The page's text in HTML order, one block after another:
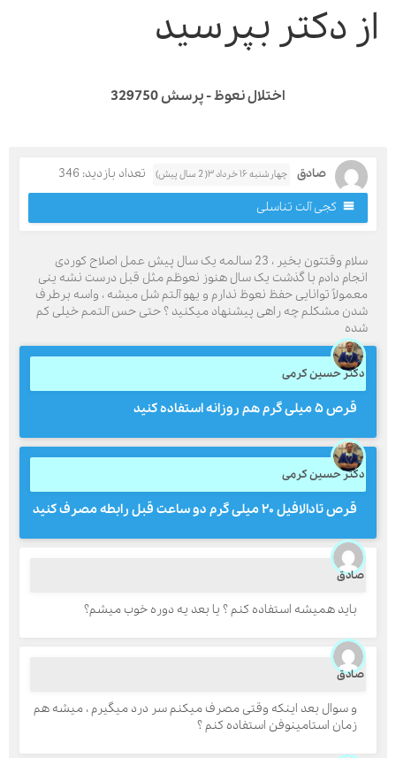
دکتر بپرسید
اختلال نعوظ - پرسش 329750
صادق چهارشنبه ۱۶ خرداد ۳( 2 سال پیش)
تعداد بازدید: 346
کجی آلت تناسلی
سلام وقتتون بخیر ، 23 سالمه یک سال پیش عمل اصلاح کوردی
دادم با گذشت یک سال هنوز نعوظم مثل قبل درست نشه ینی
توانایی حفظ نعوظ ندارم و یهو آلتم شل میشه ، واسه برطرف
مشکلم چه راهی پیشنهاد میکنید ؟ حتی حس آلتمم خیلی کم
دکتر حسین کرمی
دکتر حسین کرمی
قرص تادالافیل ۲۰ میلی گرم دو ساعت قبل رابطه مصرف کنید
باید همیشه استفاده کنم ؟ یا بعد یه دوره خوب میشم؟
و سوال بعد اینکه وقتی مصرف میکنم سر درد میگیرم ، میشه هم
زمان استامینوفن استفاده کنم ؟
قدرت گرفته از همیارسیستم